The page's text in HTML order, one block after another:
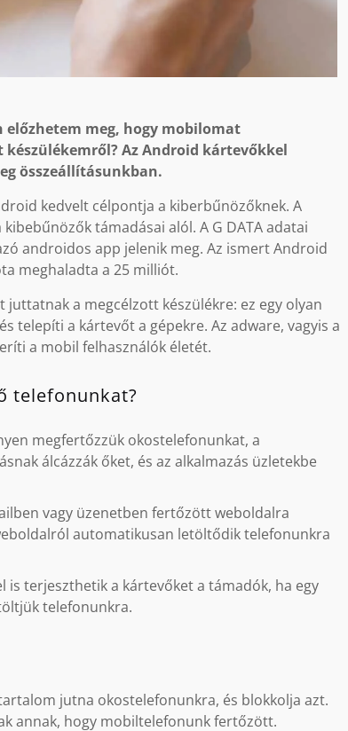
előzhetem meg, hogy mobilomat
Az Android kártevőkkel
összeállításunkban.
kedvelt célpontja a kiberbűnözőknek. A
támadásai alól. A G DATA adatai
androidos app jelenik meg. Az ismert Android
meghaladta a 25 milliót.
a megcélzott készülékre: ez egy olyan
telepíti a kártevőt a gépekre. Az adware, vagyis a
a mobil felhasználók életét.
telefonunkat?
megfertőzzük okostelefonunkat, a
álcázzák őket, és az alkalmazás üzletekbe
vagy üzenetben fertőzött weboldalra
automatikusan letöltődik telefonunkra
is terjeszthetik a kártevőket a támadók, ha egy
telefonunkra.
jutna okostelefonunkra, és blokkolja azt.
annak, hogy mobiltelefonunk fertőzött.